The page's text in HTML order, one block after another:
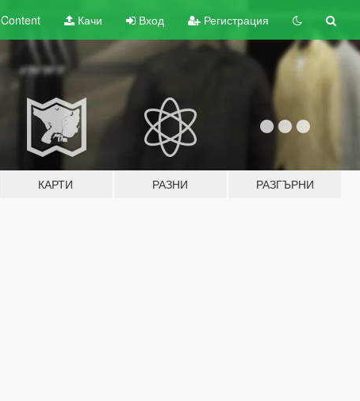
Content Качи Вход Регистрация
КАРТИ РАЗНИ РАЗГЪРНИ